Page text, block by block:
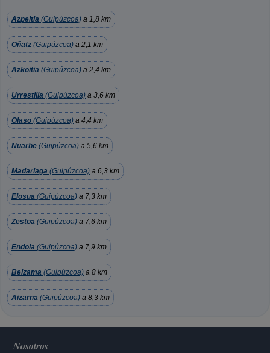
Azpeitia (Guipúzcoa) a 1,8 km
Oñatz (Guipúzcoa) a 2,1 km
Azkoitia (Guipúzcoa) a 2,4 km
Urrestilla (Guipúzcoa) a 3,6 km
Olaso (Guipúzcoa) a 4,4 km
Nuarbe (Guipúzcoa) a 5,6 km
Madariaga (Guipúzcoa) a 6,3 km
Elosua (Guipúzcoa) a 7,3 km
Zestoa (Guipúzcoa) a 7,6 km
Endoia (Guipúzcoa) a 7,9 km
Beizama (Guipúzcoa) a 8 km
Aizarna (Guipúzcoa) a 8,3 km
Nosotros